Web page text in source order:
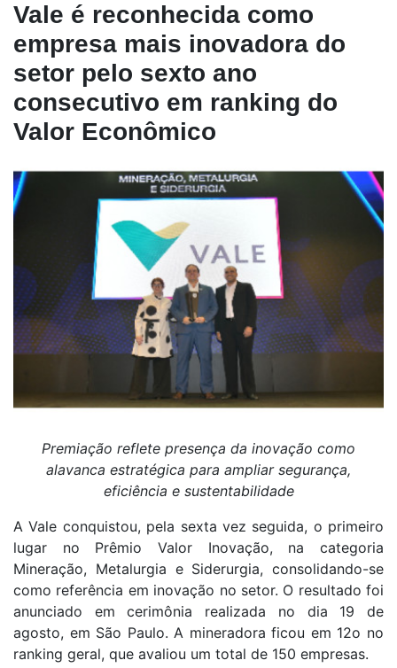
Vale é reconhecida como
empresa mais inovadora do
setor pelo sexto ano
consecutivo em ranking do
Valor Econômico
Premiação reflete presença da inovação como
alavanca estratégica para ampliar segurança,
eficiência e sustentabilidade
A Vale conquistou, pela sexta vez seguida, o primeiro
lugar no Prêmio Valor Inovação, na categoria
Mineração, Metalurgia e Siderurgia, consolidando-se
como referência em inovação no setor. O resultado foi
anunciado em cerimônia realizada no dia 19 de
agosto, em São Paulo. A mineradora ficou em 12​o no
ranking geral, que avaliou um total de 150 empresas.